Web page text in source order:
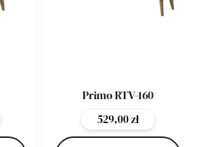
Primo RTV-160
529,00zł